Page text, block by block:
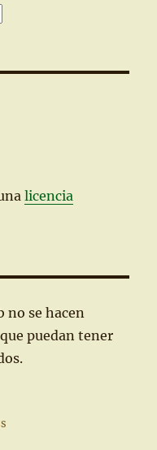
licencia
no se hacen
puedan tener